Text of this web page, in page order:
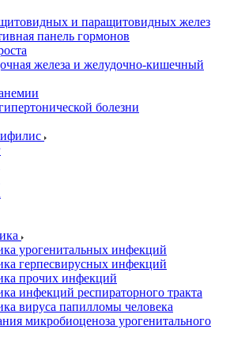
и паращитовидных желез
панель гормонов
железа и желудочно-кишечный
болезни
урогенитальных инфекций
герпесвирусных инфекций
прочих инфекций
инфекций респираторного тракта
вируса папилломы человека
микробиоценоза урогенитального